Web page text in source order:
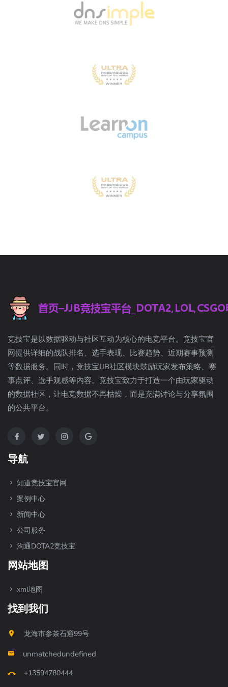
竞技宝是以数据驱动与社区互动为核心的电竞平台。竞技宝官
网提供详细的战队排名、选手表现、比赛趋势、近期赛事预测
等数据服务。同时，竞技宝JJB社区模块鼓励玩家发布策略、赛
事点评、选手观感等内容。竞技宝致力于打造一个由玩家驱动
的数据社区，让电竞数据不再枯燥，而是充满讨论与分享氛围
的公共平台。
导航
知道竞技宝官网
案例中心
新闻中心
公司服务
沟通DOTA2竞技宝
网站地图
xml地图
找到我们
龙海市参茶石窟99号
unmatchedundefined
+13594780444